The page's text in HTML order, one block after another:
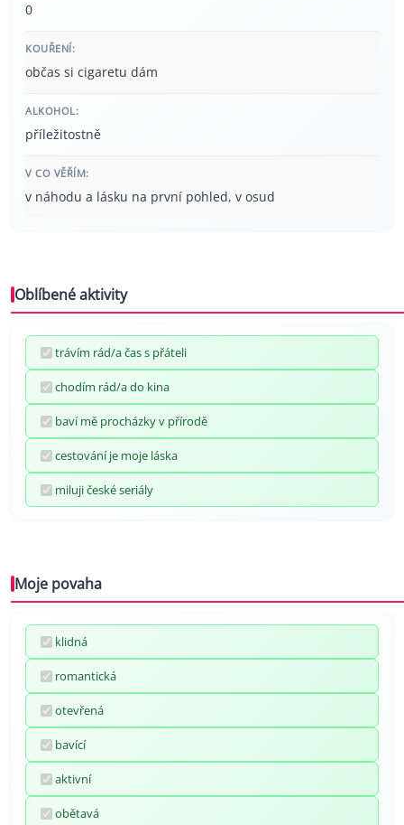
0
KOUŘENÍ:
občas si cigaretu dám
ALKOHOL:
příležitostně
V CO VĚŘÍM:
v náhodu a lásku na první pohled, v osud
Oblíbené aktivity
trávím rád/a čas s přáteli
chodím rád/a do kina
baví mě procházky v přírodě
cestování je moje láska
miluji české seriály
Moje povaha
klidná
romantická
otevřená
bavící
aktivní
obětavá